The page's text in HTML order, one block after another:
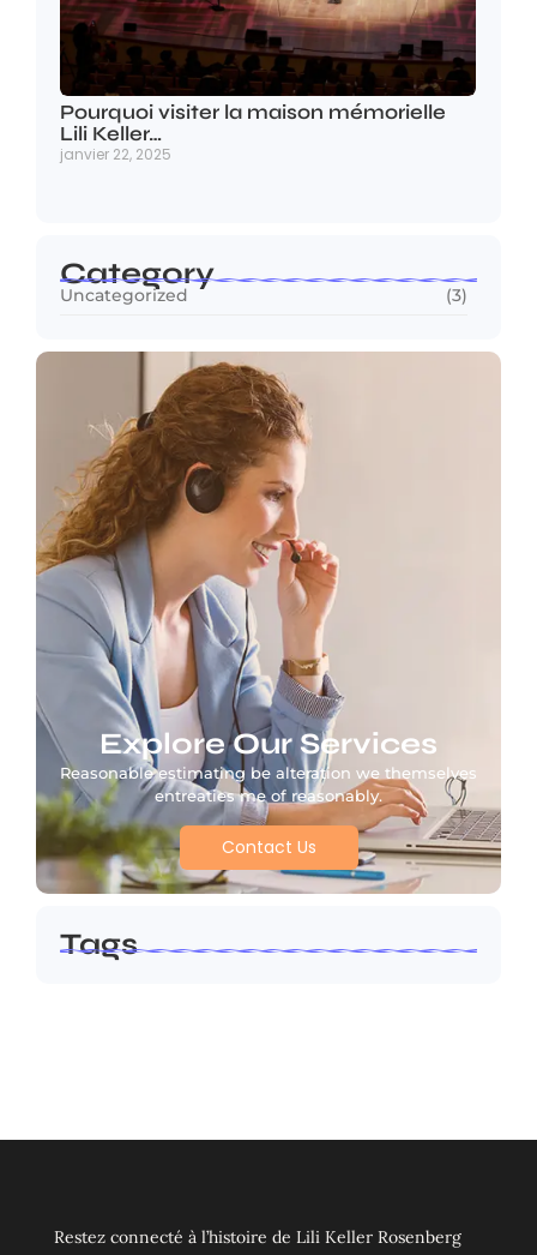
Pourquoi visiter la maison mémorielle
Lili Keller…
janvier 22, 2025
Category
Uncategorized (3)
Explore Our Services
Reasonable estimating be alteration we themselves
entreaties me of reasonably.
Contact Us
Tags
Restez connecté à l’histoire de Lili Keller Rosenberg